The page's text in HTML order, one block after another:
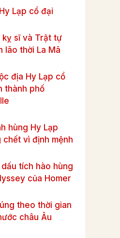
Lạp cổ đại
kỵ sĩ và Trật tự
lão thời La Mã
địa Hy Lạp cổ
thành phố
hùng Hy Lạp
chết vì định mệnh
tích hào hùng
của Homer
theo thời gian
châu Âu